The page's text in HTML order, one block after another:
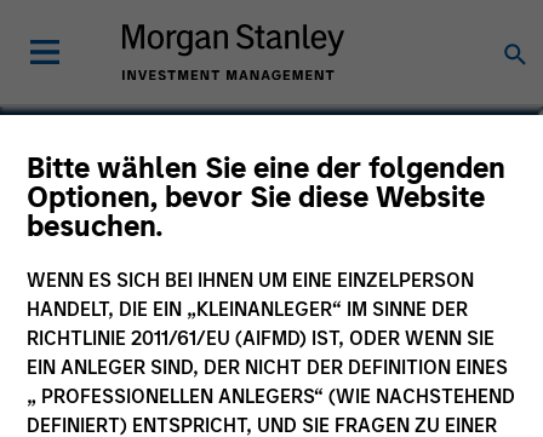
Bitte wählen Sie eine der folgenden
Optionen, bevor Sie diese Website
besuchen.
WENN ES SICH BEI IHNEN UM EINE EINZELPERSON
HANDELT, DIE EIN „KLEINANLEGER“ IM SINNE DER
RICHTLINIE 2011/61/EU (AIFMD) IST, ODER WENN SIE
EIN ANLEGER SIND, DER NICHT DER DEFINITION EINES
„ PROFESSIONELLEN ANLEGERS“ (WIE NACHSTEHEND
DEFINIERT) ENTSPRICHT, UND SIE FRAGEN ZU EINER
Matt Murphy, CFA, CAIA
Managing Director